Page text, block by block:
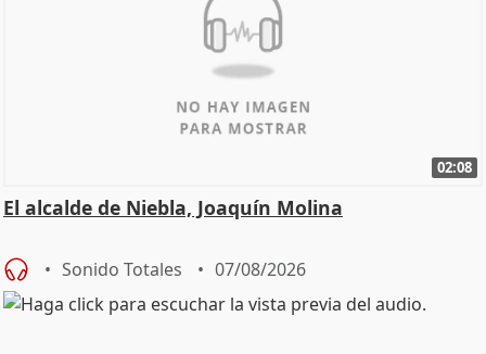
02:08
El alcalde de Niebla, Joaquín Molina
Sonido Totales 07/08/2026